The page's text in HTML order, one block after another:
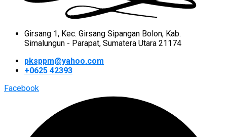
Girsang 1, Kec. Girsang Sipangan Bolon, Kab.
Simalungun - Parapat, Sumatera Utara 21174
pksppm@yahoo.com
+0625 42393
Facebook